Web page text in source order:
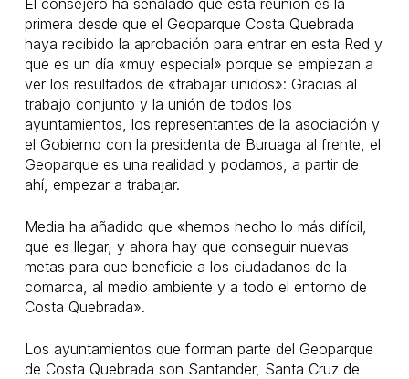
El consejero ha señalado que esta reunión es la
primera desde que el Geoparque Costa Quebrada
haya recibido la aprobación para entrar en esta Red y
que es un día «muy especial» porque se empiezan a
ver los resultados de «trabajar unidos»: Gracias al
trabajo conjunto y la unión de todos los
ayuntamientos, los representantes de la asociación y
el Gobierno con la presidenta de Buruaga al frente, el
Geoparque es una realidad y podamos, a partir de
ahí, empezar a trabajar.
Media ha añadido que «hemos hecho lo más difícil,
que es llegar, y ahora hay que conseguir nuevas
metas para que beneficie a los ciudadanos de la
comarca, al medio ambiente y a todo el entorno de
Costa Quebrada».
Los ayuntamientos que forman parte del Geoparque
de Costa Quebrada son Santander, Santa Cruz de